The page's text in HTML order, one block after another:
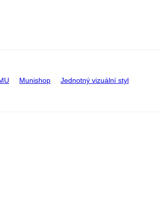
Munishop Jednotný vizuální styl